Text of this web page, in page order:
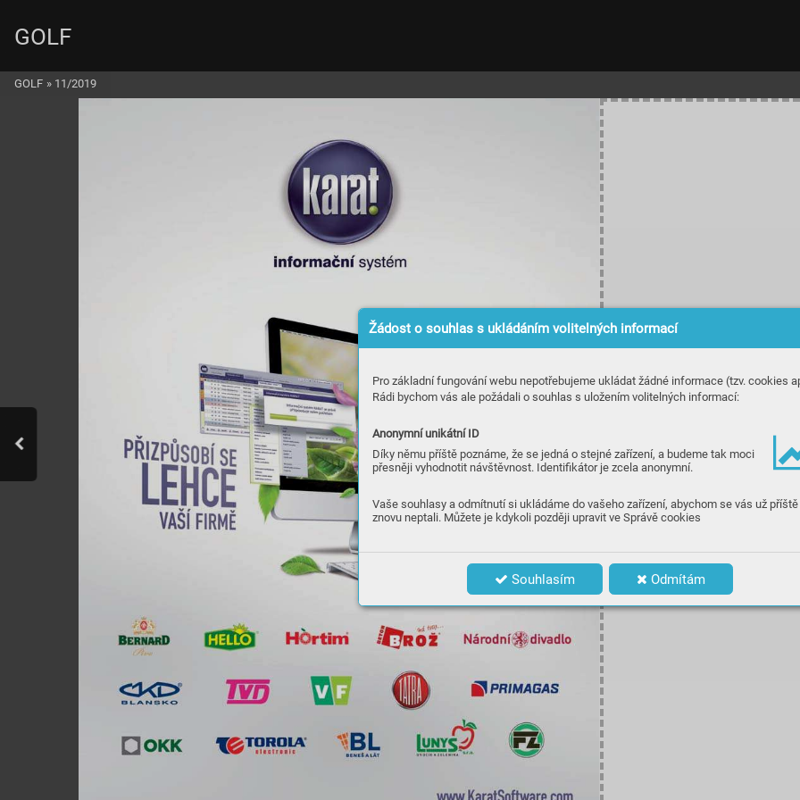
Žádost o souhlas s ukládáním volitelných informací
Pro základní fungování webu nepotřebujeme ukládat žádné informace (tzv. cookies
Rádi bychom vás ale požádali o souhlas s uložením volitelných informací:
Anonymní unikátní ID
Díky němu příště poznáme, že se jedná o stejné zařízení, a budeme tak moci
přesněji vyhodnotit návštěvnost. Identifikátor je zcela anonymní.
Vaše souhlasy a odmítnutí si ukládáme do vašeho zařízení, abychom se vás už příště
znovu neptali. Můžete je kdykoli později upravit ve Správě cookies
Souhlasím Odmítám
GOLF
GOLF » 11/2019